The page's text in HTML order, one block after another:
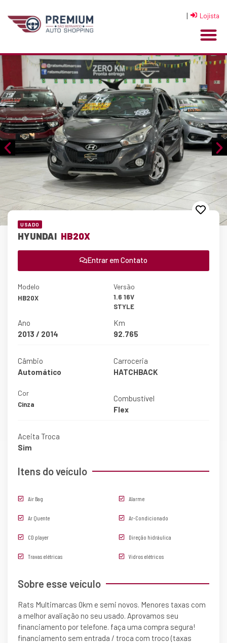
| Lojista
USADO
HYUNDAI HB20X
Entrar em Contato
Modelo
HB20X
Versão
1.6 16V
STYLE
Ano
2013 / 2014
Km
92.765
Câmbio
Automático
Carroceria
HATCHBACK
Cor
Cinza
Combustível
Flex
Aceita Troca
Sim
Itens do veículo
Air Bag Alarme
Ar Quente Ar-Condicionado
CD player Direção hidráulica
Travas elétricas Vidros elétricos
Sobre esse veículo
Rats Multimarcas 0km e semi novos. Menores taxas com
a melhor avaliação no seu usado. Aprovamos seu
financiamento por telefone. faça uma compra segura!
financiamento sem entrada / troca com troco (taxas